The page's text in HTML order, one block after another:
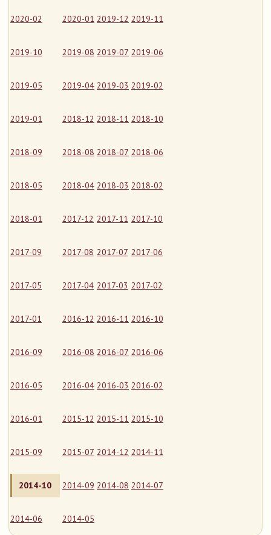
2020-02 2020-01 2019-12 2019-11
2019-10 2019-08 2019-07 2019-06
2019-05 2019-04 2019-03 2019-02
2019-01 2018-12 2018-11 2018-10
2018-09 2018-08 2018-07 2018-06
2018-05 2018-04 2018-03 2018-02
2018-01 2017-12 2017-11 2017-10
2017-09 2017-08 2017-07 2017-06
2017-05 2017-04 2017-03 2017-02
2017-01 2016-12 2016-11 2016-10
2016-09 2016-08 2016-07 2016-06
2016-05 2016-04 2016-03 2016-02
2016-01 2015-12 2015-11 2015-10
2015-09 2015-07 2014-12 2014-11
2014-10 2014-09 2014-08 2014-07
2014-06 2014-05